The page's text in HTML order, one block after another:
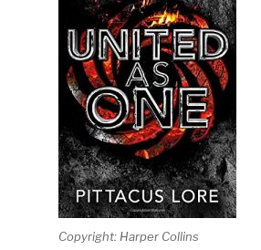
Copyright: Harper Collins